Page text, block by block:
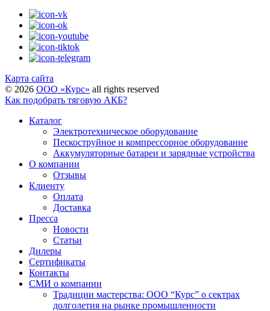
Карта сайта
© 2026 ООО «Курс» all rights reserved
Как подобрать тяговую АКБ?
Каталог
Электротехническое оборудование
Пескоструйное и компрессорное оборудование
Аккумуляторные батареи и зарядные устройства
О компании
Отзывы
Клиенту
Оплата
Доставка
Пресса
Новости
Статьи
Дилеры
Сертификаты
Контакты
СМИ о компании
Традиции мастерства: ООО “Курс” о сектрах
долголетия на рынке промышленности